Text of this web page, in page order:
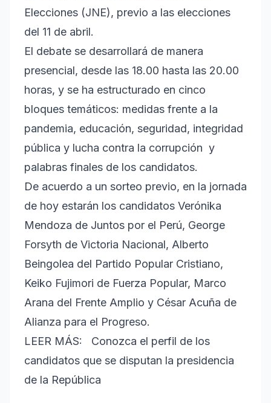
Elecciones (JNE), previo a las elecciones
del 11 de abril.
El debate se desarrollará de manera
presencial, desde las 18.00 hasta las 20.00
horas, y se ha estructurado en cinco
bloques temáticos: medidas frente a la
pandemia, educación, seguridad, integridad
pública y lucha contra la corrupción y
palabras finales de los candidatos.
De acuerdo a un sorteo previo, en la jornada
de hoy estarán los candidatos Verónika
Mendoza de Juntos por el Perú, George
Forsyth de Victoria Nacional, Alberto
Beingolea del Partido Popular Cristiano,
Keiko Fujimori de Fuerza Popular, Marco
Arana del Frente Amplio y César Acuña de
Alianza para el Progreso.
LEER MÁS: Conozca el perfil de los
candidatos que se disputan la presidencia
de la República